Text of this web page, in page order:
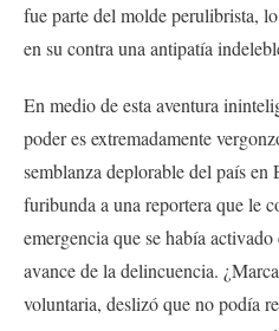
fue parte del molde perulibrista,
en su contra una antipatía
En medio de esta aventura
poder es extremadamente
semblanza deplorable del país
furibunda a una reportera que le
emergencia que se había
avance de la delincuencia.
voluntaria, deslizó que no podía